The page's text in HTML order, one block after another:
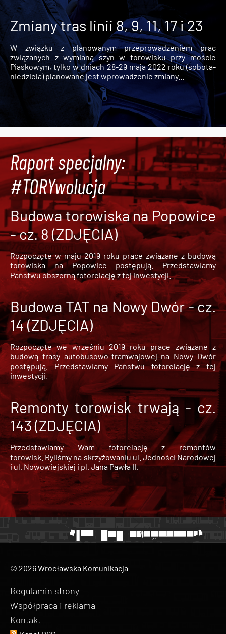
Zmiany tras linii 8, 9, 11, 17 i 23
W związku z planowanym przeprowadzeniem prac
związanych z wymianą szyn w torowisku przy moście
Piaskowym, tylko w dniach 28-29 maja 2022 roku (sobota-
niedziela) planowane jest wprowadzenie zmiany...
Raport specjalny:
#TORYwolucja
Budowa torowiska na Popowice
- cz. 8 (ZDJĘCIA)
Rozpoczęte w maju 2019 roku prace związane z budową
torowiska na Popowice
postępują. Przedstawiamy
Państwu obszerną fotorelację z tej inwestycji.
Budowa TAT na Nowy Dwór - cz.
14 (ZDJĘCIA)
Rozpoczęte we wrześniu 2019 roku prace związane z
budową trasy autobusowo-tramwajowej na Nowy Dwór
postępują. Przedstawiamy Państwu fotorelację z tej
inwestycji.
Remonty torowisk trwają - cz.
143 (ZDJĘCIA)
Przedstawiamy Wam fotorelację z remontów
torowisk. Byliśmy na skrzyżowaniu ul. Jedności Narodowej
i ul. Nowowiejskiej i pl. Jana Pawła II.
© 2026 Wrocławska Komunikacja
Regulamin strony
Współpraca i reklama
Kontakt